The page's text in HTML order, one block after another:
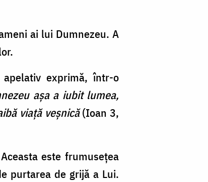
ai lui Dumnezeu. A
exprimă, într-o
așa a iubit lumea,
viață veșnică(Ioan 3,
este frumusețea
purtarea de grijă a Lui.